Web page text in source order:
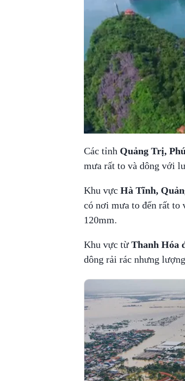
Các tỉnh Quảng Trị,
mưa rất to và dông với
Khu vực Hà Tĩnh,
có nơi mưa to đến rất to
120mm.
Khu vực từThanh Hóa
dông rải rác nhưng